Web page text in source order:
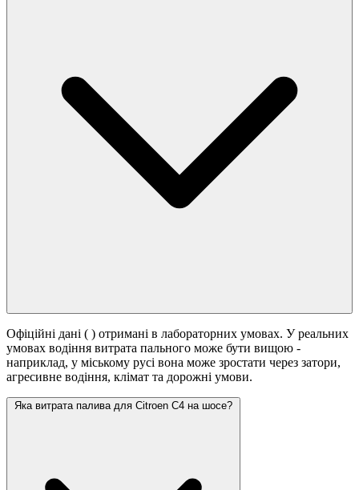
Офіційні дані ( ) отримані в лабораторних умовах. У реальних
умовах водіння витрата пального може бути вищою -
наприклад, у міському русі вона може зростати через затори,
агресивне водіння, клімат та дорожні умови.
Яка витрата палива для Citroen C4 на шосе?